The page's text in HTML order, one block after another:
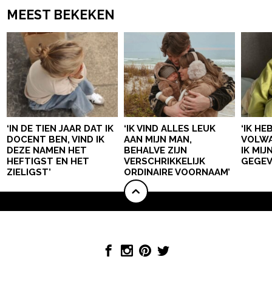
MEEST BEKEKEN
‘IN DE TIEN JAAR DAT IK
DOCENT BEN, VIND IK
DEZE NAMEN HET
HEFTIGST EN HET
ZIELIGST’
‘IK VIND ALLES LEUK
AAN MIJN MAN,
BEHALVE ZIJN
VERSCHRIKKELIJK
ORDINAIRE VOORNAAM’
‘IK
IK